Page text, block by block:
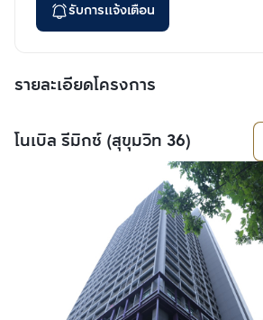
รับการแจ้งเตือน
รายละเอียดโครงการ
โนเบิล รีมิกซ์ (สุขุมวิท 36)